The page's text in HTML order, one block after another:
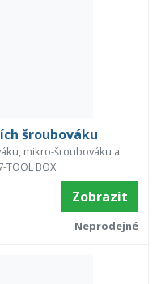
šroubováku
mikro-šroubováku a
BOX
Zobrazit
Neprodejné